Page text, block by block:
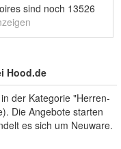
sind noch 13526
Hood.de
der Kategorie "Herren-
Die Angebote starten
es sich um Neuware.